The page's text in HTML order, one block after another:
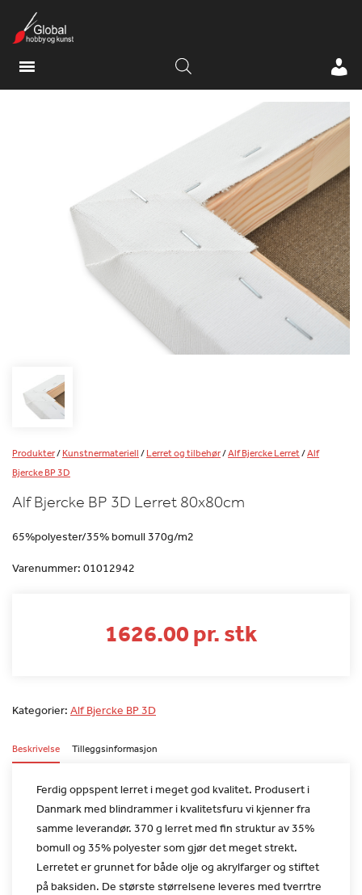
Produkter/Kunstnermateriell/Lerret og tilbehør/Alf Bjercke Lerret/Alf
Bjercke BP 3D
Alf Bjercke BP 3D Lerret 80x80cm
65%polyester/35% bomull 370g/m2
Varenummer: 01012942
1626.00 pr. stk
Kategorier: Alf Bjercke BP 3D
Beskrivelse Tilleggsinformasjon
Ferdig oppspent lerret i meget god kvalitet. Produsert i
Danmarkmed blindrammer i kvalitetsfuru vi kjenner fra
samme leverandør. 370 g lerret med fin struktur av 35%
bomull og 35% polyester som gjør det meget strekt.
Lerretet er grunnet for både olje og akrylfarger og stiftet
på baksiden. De største størrelsene leveres med tverrtre